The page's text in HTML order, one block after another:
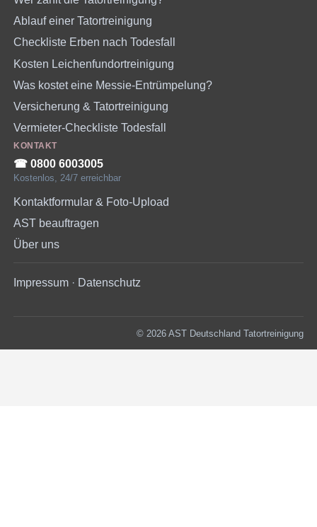
Ablauf einer Tatortreinigung
Checkliste Erben nach Todesfall
Kosten Leichenfundortreinigung
Was kostet eine Messie-Entrümpelung?
Versicherung & Tatortreinigung
Vermieter-Checkliste Todesfall
KONTAKT
☎︎ 0800 6003005
Kostenlos, 24/7 erreichbar
Kontaktformular & Foto-Upload
AST beauftragen
Über uns
Impressum · Datenschutz
© 2026 AST Deutschland Tatortreinigung